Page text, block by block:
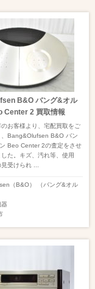
B&O バング&オル
Center 2 買取情報
お客様より、宅配買取をご
、Bang&Olufsen B&O バン
Beo Center 2の査定をさせ
た。キズ、汚れ等、使用
受けられ ...
（B&O） （バング&オル